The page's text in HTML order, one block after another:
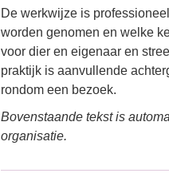
De werkwijze is
worden genomen en welke
voor dier en eigenaar en
praktijk is aanvullende
rondom een bezoek.
Bovenstaande tekst is
organisatie.